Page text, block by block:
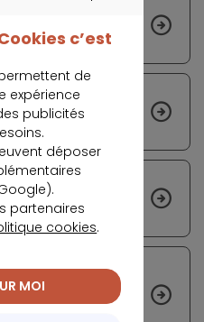
les
et l’Exécutif
à prendre avant
meublée
de financement à
les plus
une colocation
c’est
de
expérience
publicités
déposer
partenaires
cookies.
MOI